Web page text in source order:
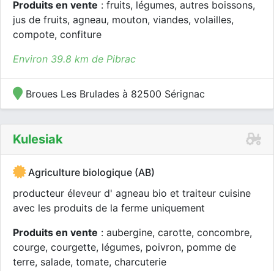
Produits en vente : fruits, légumes, autres boissons,
jus de fruits, agneau, mouton, viandes, volailles,
compote, confiture
Environ 39.8 km de Pibrac
Broues Les Brulades à 82500 Sérignac
Kulesiak
Agriculture biologique (AB)
producteur éleveur d' agneau bio et traiteur cuisine
avec les produits de la ferme uniquement
Produits en vente : aubergine, carotte, concombre,
courge, courgette, légumes, poivron, pomme de
terre, salade, tomate, charcuterie